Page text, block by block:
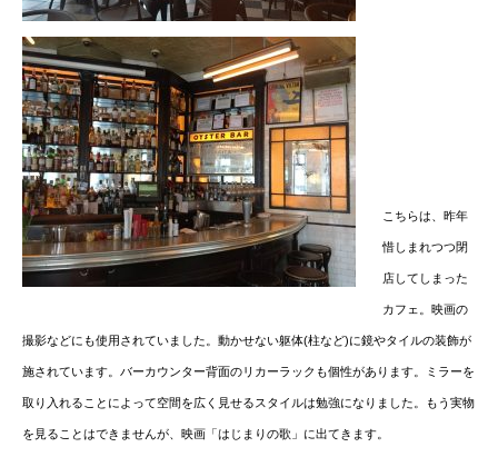
こちらは、昨年
惜しまれつつ閉
店してしまった
カフェ。映画の
撮影などにも使用されていました。動かせない躯体(柱など)に鏡やタイルの装飾が
施されています。バーカウンター背面のリカーラックも個性があります。ミラーを
取り入れることによって空間を広く見せるスタイルは勉強になりました。もう実物
を見ることはできませんが、映画「はじまりの歌」に出てきます。